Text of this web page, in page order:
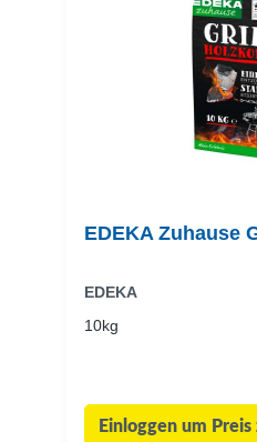
EDEKA Zuhause
EDEKA
10kg
Einloggen um Preis